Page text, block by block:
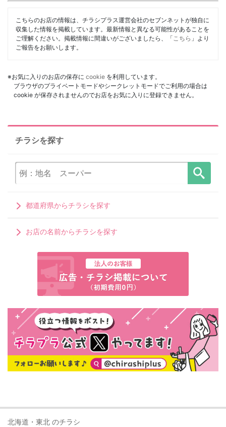
こちらのお店の情報は、チラシプラス運営会社のセブンネットが独自に
収集した情報を掲載しています。最新情報と異なる可能性があることを
ご理解ください。掲載情報に間違いがございましたら、「 こちら 」より
ご報告をお願いします。
※お気に入りのお店の保存に cookie を利用しています。
ブラウザのプライベートモードやシークレットモードでご利用の場合は
cookie が保存されませんのでお店をお気に入りに登録できません。
チラシを探す
都道府県からチラシを探す
お店の名前からチラシを探す
北海道・東北 のチラシ